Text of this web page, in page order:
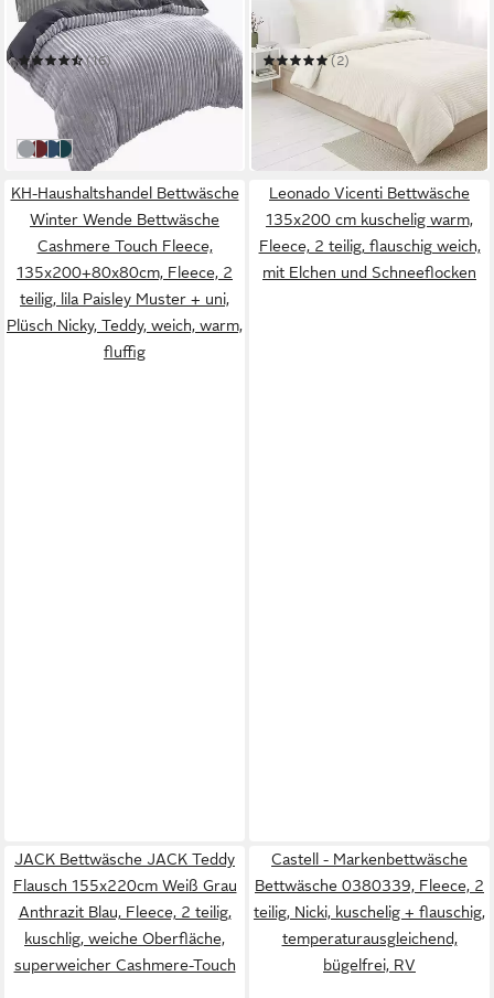
Winter Bettbezug Cord Optik
135 x 200 cm B/L
(16)
ab 29,50 € UVP45,28 €
-35%
in 2-3 Werktagen bei dir
graubordeaux
dunkelblau
dunkelgrün
Winterbettwäsche 135x200
135 x 200 cm
(2)
27,90 €
in 2-3 Werktagen bei dir
KH-Haushaltshandel Bettwäsche
Winter Wende Bettwäsche
Cashmere Touch Fleece,
135x200+80x80cm, Fleece, 2
teilig, lila Paisley Muster + uni,
Plüsch Nicky, Teddy, weich, warm,
fluffig
Leonado Vicenti Bettwäsche
135x200 cm kuschelig warm,
Fleece, 2 teilig, flauschig weich,
mit Elchen und Schneeflocken
JACK Bettwäsche JACK Teddy
Flausch 155x220cm Weiß Grau
Anthrazit Blau, Fleece, 2 teilig,
kuschlig, weiche Oberfläche,
superweicher Cashmere-Touch
Castell - Markenbettwäsche
Bettwäsche 0380339, Fleece, 2
teilig, Nicki, kuschelig + flauschig,
temperaturausgleichend,
bügelfrei, RV